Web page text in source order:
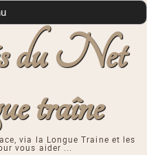
du Net
traîne
via la Longue Traine et les
vous aider ...